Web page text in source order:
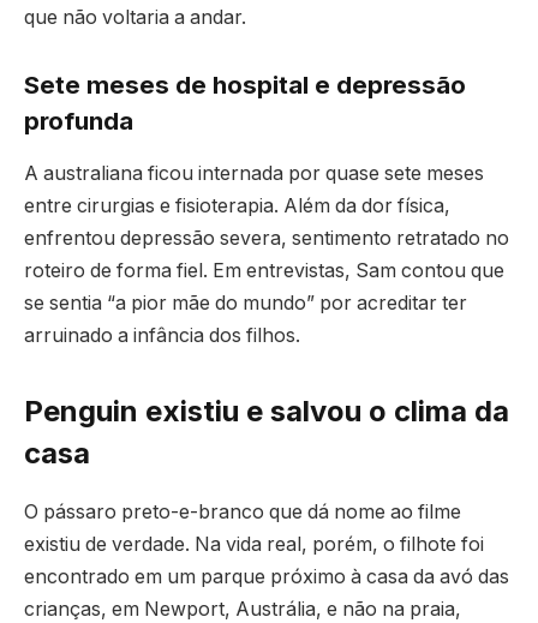
que não voltaria a andar.
Sete meses de hospital e depressão
profunda
A australiana ficou internada por quase sete meses
entre cirurgias e fisioterapia. Além da dor física,
enfrentou depressão severa, sentimento retratado no
roteiro de forma fiel. Em entrevistas, Sam contou que
se sentia “a pior mãe do mundo” por acreditar ter
arruinado a infância dos filhos.
Penguin existiu e salvou o clima da
casa
O pássaro preto-e-branco que dá nome ao filme
existiu de verdade. Na vida real, porém, o filhote foi
encontrado em um parque próximo à casa da avó das
crianças, em Newport, Austrália, e não na praia,